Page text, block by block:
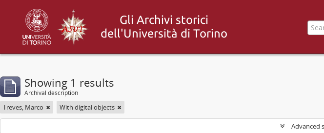
Showing 1 results
Archival description
Treves, Marco With digital objects
Advanced